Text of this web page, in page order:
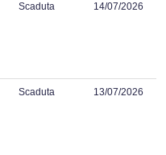
Scaduta 14/07/2026
Scaduta 13/07/2026